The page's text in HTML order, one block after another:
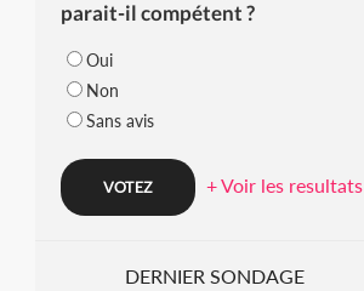
parait-il compétent ?
Oui
Non
Sans avis
+ Voir les resultats
DERNIER SONDAGE